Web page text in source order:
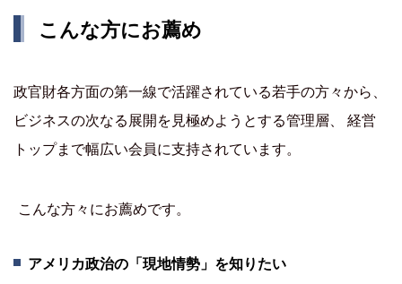
こんな方にお薦め
政官財各方面の第一線で活躍されている若手の方々から、
ビジネスの次なる展開を見極めようとする管理層、 経営
トップまで幅広い会員に支持されています。
こんな方々にお薦めです。
アメリカ政治の「現地情勢」を知りたい